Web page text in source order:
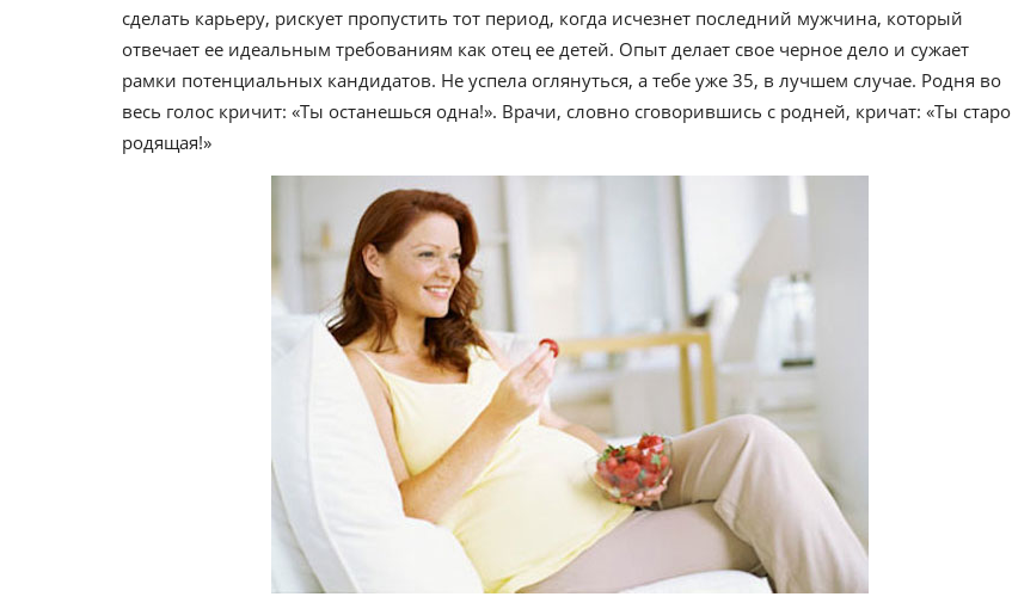
сделать карьеру, рискует пропустить тот период, когда исчезнет последний мужчина, который
отвечает ее идеальным требованиям как отец ее детей. Опыт делает свое черное дело и сужает
рамки потенциальных кандидатов. Не успела оглянуться, а тебе уже 35, в лучшем случае. Родня во
весь голос кричит: «Ты останешься одна!». Врачи, словно сговорившись с родней, кричат: «Ты старо
родящая!»